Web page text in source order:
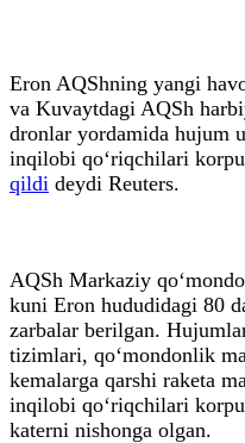
Eron AQShning yangi
va Kuvaytdagi AQSh
dronlar yordamida hujum
inqilobi qo‘riqchilari
qildi deydi Reuters.
AQSh Markaziy
kuni Eron hududidagi 80
zarbalar berilgan.
tizimlari, qo‘mondonlik
kemalarga qarshi raketa
inqilobi qo‘riqchilari
katerni nishonga olgan.